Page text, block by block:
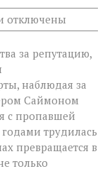
к
записи
слово
больнее
иска:
новый
виток
спора
Netflix
и
продюсера»
отключены
за репутацию,
наблюдая за
Саймоном
с пропавшей
трудилась
превращается в
только